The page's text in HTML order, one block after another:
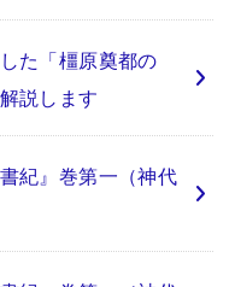
た「橿原奠都の
説します
紀』巻第一（神代